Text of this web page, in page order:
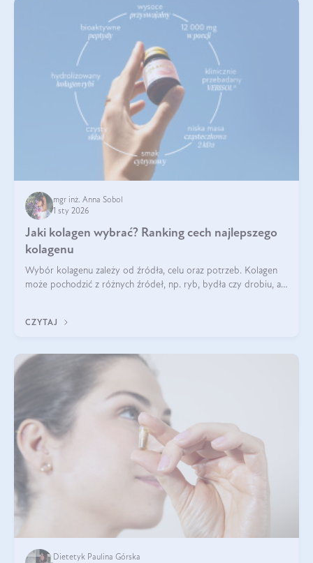
mgr inż. Anna Sobol
1 sty 2026
Jaki kolagen wybrać? Ranking cech najlepszego
kolagenu
Wybór kolagenu zależy od źródła, celu oraz potrzeb. Kolagen
może pochodzić z różnych źródeł, np. ryb, bydła czy drobiu, a
bydlęcy.
CZYTAJ
Dietetyk Paulina Górska